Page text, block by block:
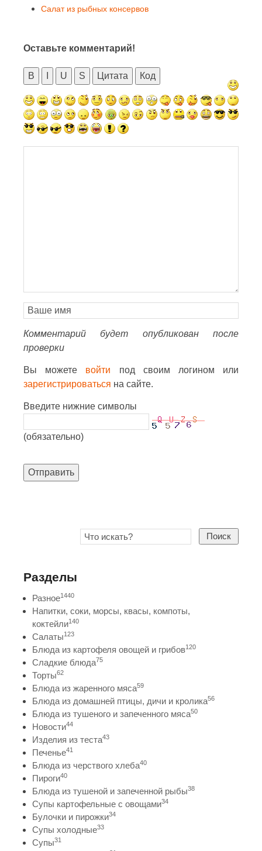
Салат из рыбных консервов
Оставьте комментарий!
B U S Цитата Код
Комментарий будет опубликован после
проверки
Вы можете войти под своим логином или
зарегистрироваться на сайте.
Введите нижние символы
(обязательно)
Отправить
Поиск
Разделы
Разное1440
Напитки, соки, морсы, квасы, компоты,
коктейли140
Салаты123
Блюда из картофеля овощей и грибов120
Сладкие блюда75
Торты62
Блюда из жаренного мяса59
Блюда из домашней птицы, дичи и кролика56
Блюда из тушеного и запеченного мяса50
Новости44
Изделия из теста43
Печенье41
Блюда из черствого хлеба40
Пироги40
Блюда из тушеной и запеченной рыбы38
Супы картофельные с овощами34
Булочки и пирожки34
Супы холодные33
Супы31